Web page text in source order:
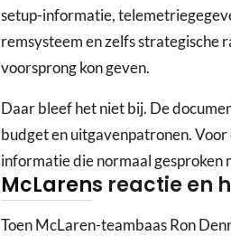
setup-informatie,
remsysteem en zelfs strategische
voorsprong kon geven.
Daar bleef het niet bij. De
budget en uitgavenpatronen.
informatie die normaal
McLarens reactie en
Toen McLaren-teambaas Ron